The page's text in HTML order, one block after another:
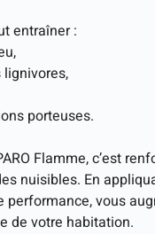
entraîner :
lignivores,
porteuses.
Flamme, c’est
nuisibles. En
vous
de votre habitation.